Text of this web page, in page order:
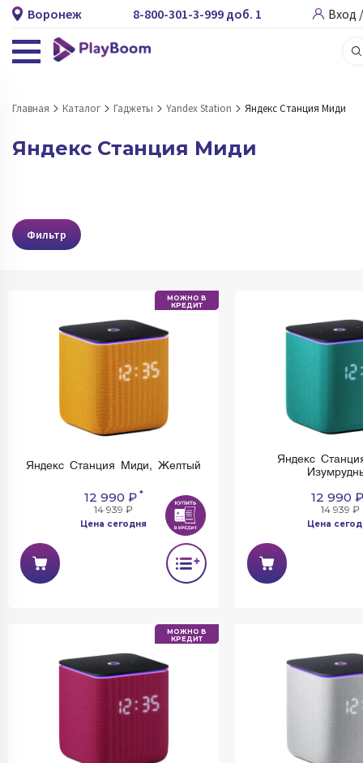
Воронеж 8-800-301-3-999 доб. 1 Вход
Главная Каталог Гаджеты Yandex Station Яндекс Станция Миди
Яндекс Станция Миди
Фильтр
МОЖНО В
КРЕДИТ
Яндекс Станция Миди, Желтый
12 990 ₽*
14 939 ₽
Цена сегодня
Яндекс
12 990 ₽
14 939 ₽
Цена
МОЖНО В
КРЕДИТ